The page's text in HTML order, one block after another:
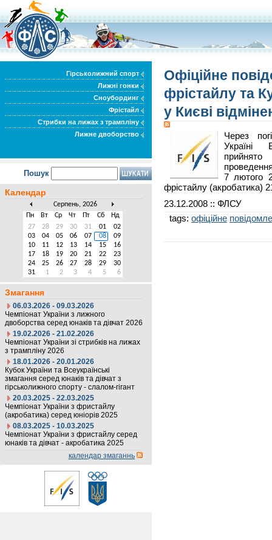
Гірськолижний спорт
Лижні гонки
Сноубординг
Фрістайл
Стрибки на лижах з трампліну
Лижне двоборство
Пошук
Календар
Серпень, 2026
Пн
Вт Ср Чт Пт Сб
Нд
27
28 29 30 31 01
02
03
04 05 06 07 08
09
10
11 12 13 14 15
16
17
18 19 20 21 22
23
24
25 26 27 28 29
30
31
1 2 3 4 5 6
Змагання
06.03.2026 - 09.03.2026
Чемпіонат України з лижного
двоборства серед юнаків та дівчат 2026
19.02.2026 - 21.02.2026
Чемпіонат України зі стрибків на лижах
з трампліну 2026
18.01.2026 - 20.01.2026
Кубок України та Всеукраїнські
змагання серед юнаків та дівчат з
гірськолижного спорту - слалом-гігант
20.03.2025 - 22.03.2025
Чемпіонат України з фристайлу
(акробатика) серед юніорів 2025
08.03.2025 - 10.03.2025
Чемпіонат України з фристайлу серед
юнаків та дівчат - акробатика 2025
календар змаганнь
Офіційне
фрістайлу та
у Києві
Через
Україні
7 лютого
фрістайлу (акробатика)
23.12.2008 :: ФЛСУ
tags: офіційне